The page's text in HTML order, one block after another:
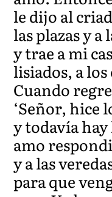
le dijo al
las plazas y a
y trae a mi
lisiados, a los
Cuando
‘Señor, hice
y todavía hay
amo
y a las
para que